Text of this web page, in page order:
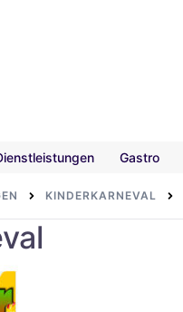
Gastro
KINDERKARNEVAL